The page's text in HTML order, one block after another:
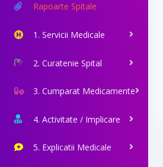
Rapoarte Spitale
1. Servicii Medicale
2. Curatenie Spital
3. Cumparat Medicamente
4. Activitate / Implicare
5. Explicatii Medicale